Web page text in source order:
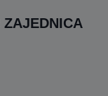
ZAJEDNICA